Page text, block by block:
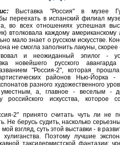
Выставка "Россия" в музее
переехать в испанский филиал
во всех отношениях успешная
втолковала каждому американскому
мало знает о русском искусстве.
не смогла заполнить лакуны,
и неожиданный эпилог -
новейшего русского
"Россия-2", которая
районов Нью-Йорка
разного художественного
уместным, а, главное - веселым -
российского искусства, которое
2" принято считать чуть ли не
Не берусь судить, насколько
взгляд, суть этой выставки - в
хулиганства. Поэтому лучшие
таксидермистской фантазии: